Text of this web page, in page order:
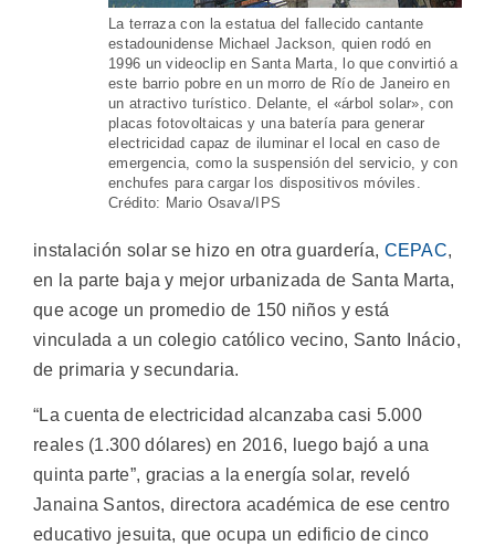
La terraza con la estatua del fallecido cantante
estadounidense Michael Jackson, quien rodó en
1996 un videoclip en Santa Marta, lo que convirtió a
este barrio pobre en un morro de Río de Janeiro en
un atractivo turístico. Delante, el «árbol solar», con
placas fotovoltaicas y una batería para generar
electricidad capaz de iluminar el local en caso de
emergencia, como la suspensión del servicio, y con
enchufes para cargar los dispositivos móviles.
Crédito: Mario Osava/IPS
instalación solar se hizo en otra guardería, CEPAC,
en la parte baja y mejor urbanizada de Santa Marta,
que acoge un promedio de 150 niños y está
vinculada a un colegio católico vecino, Santo Inácio,
de primaria y secundaria.
“La cuenta de electricidad alcanzaba casi 5.000
reales (1.300 dólares) en 2016, luego bajó a una
quinta parte”, gracias a la energía solar, reveló
Janaina Santos, directora académica de ese centro
educativo jesuita, que ocupa un edificio de cinco